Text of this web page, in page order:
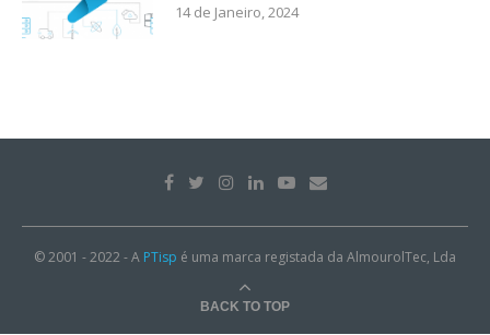
14 de Janeiro, 2024
© 2001 - 2022 - A PTisp é uma marca registada da AlmourolTec, Lda
BACK TO TOP